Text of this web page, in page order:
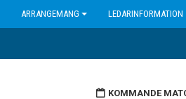
ARRANGEMANG LEDARINFORMATION
KOMMANDE